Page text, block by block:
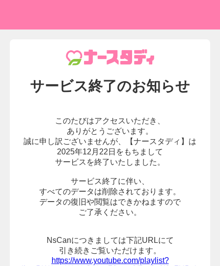
サービス終了のお知らせ
このたびはアクセスいただき、
ありがとうございます。
誠に申し訳ございませんが、
【ナースタディ】は
2025年12月22日をもちまして
サービスを終了いたしました。
サービス終了に伴い、
すべてのデータは削除されております。
データの復旧や閲覧はできかねますので
ご了承ください。
NsCanにつきましては下記URLにて
引き続きご覧いただけます。
https://www.youtube.com/playlist?